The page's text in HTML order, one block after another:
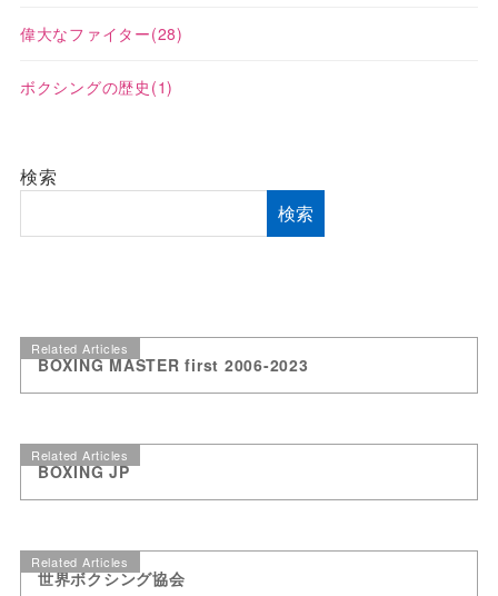
偉大なファイター(28)
ボクシングの歴史 (1)
検索
検索
Related Articles
BOXING MASTER first 2006-2023
Related Articles
BOXING JP
Related Articles
世界ボクシング協会